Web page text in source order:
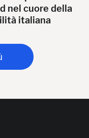
nel cuore della
italiana